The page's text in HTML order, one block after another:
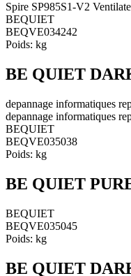
Spire SP985S1-V2
BEQUIET
BEQVE034242
Poids: kg
BE QUIET
depannage informatiques
depannage informatiques
BEQUIET
BEQVE035038
Poids: kg
BE QUIET
BEQUIET
BEQVE035045
Poids: kg
BE QUIET